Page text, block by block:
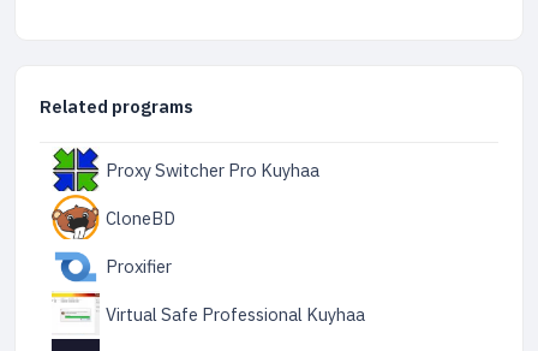
Related programs
Proxy Switcher Pro Kuyhaa
CloneBD
Proxifier
Virtual Safe Professional Kuyhaa